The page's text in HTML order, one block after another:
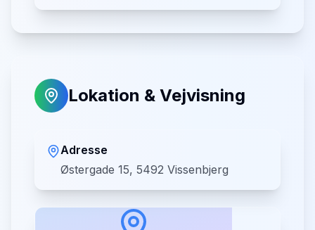
Lokation & Vejvisning
Adresse
Østergade 15, 5492 Vissenbjerg